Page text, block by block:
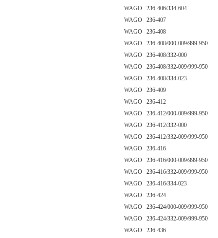
WAGO 236-406/334-604
WAGO 236-407
WAGO 236-408
WAGO 236-408/000-009/999-950
WAGO 236-408/332-000
WAGO 236-408/332-009/999-950
WAGO 236-408/334-023
WAGO 236-409
WAGO 236-412
WAGO 236-412/000-009/999-950
WAGO 236-412/332-000
WAGO 236-412/332-009/999-950
WAGO 236-416
WAGO 236-416/000-009/999-950
WAGO 236-416/332-009/999-950
WAGO 236-416/334-023
WAGO 236-424
WAGO 236-424/000-009/999-950
WAGO 236-424/332-009/999-950
WAGO 236-436